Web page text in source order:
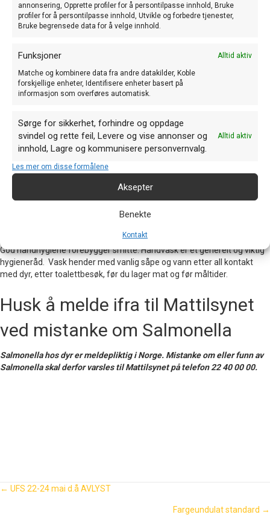
annonsering, Opprette profiler for å persontilpasse innhold, Bruke
profiler for å persontilpasse innhold, Utvikle og forbedre tjenester,
Bruke begrensede data for å velge innhold.
Funksjoner Alltid aktiv
Matche og kombinere data fra andre datakilder, Koble
forskjellige enheter, Identifisere enheter basert på
informasjon som overføres automatisk.
Sørge for sikkerhet, forhindre og oppdage
svindel og rette feil, Levere og vise annonser og
innhold, Lagre og kommunisere personvernvalg.
Alltid aktiv
Les mer om disse formålene
Aksepter
Benekte
Kontakt
Hva er Salmonella?
magesmerter. Andre symptomer kan være hodepine, kvalme og feber,
i sjeldne tilfeller kan infeksjonen bli mer alvorlig. Sykdommen går
vanligvis over av seg selv. Symptomene hos dyr er vanligvis
tarminfeksjon med diaré, men dyr trenger ikke få symptomer.
dyr og mennesker som har sykdommen.
Forekomsten av Salmonella er svært lav i norske husdyr og
land i Europa. Det er derfor forholdsvis sjelden med smitte i Norge, men
matvarer som er importert fra land der Salmonella er vanligere enn
God håndhygiene forebygger smitte. Håndvask er et generelt og viktig
hygieneråd. Vask hender med vanlig såpe og vann etter all kontakt
med dyr, etter toalettbesøk, før du lager mat og før måltider.
Husk å melde ifra til Mattilsynet
ved mistanke om Salmonella
Salmonella hos dyr er meldepliktig i Norge. Mistanke om eller funn av
Salmonella skal derfor varsles til Mattilsynet på telefon 22 40 00 00.
Posts
← UFS 22-24 mai d.å AVLYST
Fargeundulat standard →